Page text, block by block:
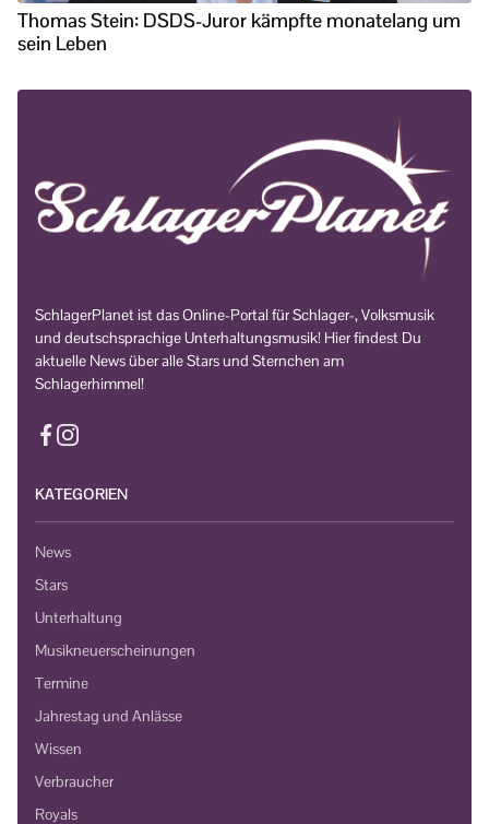
Thomas Stein: DSDS-Juror kämpfte monatelang um
sein Leben
SchlagerPlanet ist das Online-Portal für Schlager-, Volksmusik
und deutschsprachige Unterhaltungsmusik! Hier findest Du
aktuelle News über alle Stars und Sternchen am
Schlagerhimmel!
KATEGORIEN
News
Stars
Unterhaltung
Musikneuerscheinungen
Termine
Jahrestag und Anlässe
Wissen
Verbraucher
Royals